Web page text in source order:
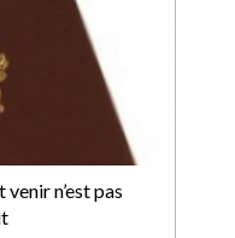
n’est pas